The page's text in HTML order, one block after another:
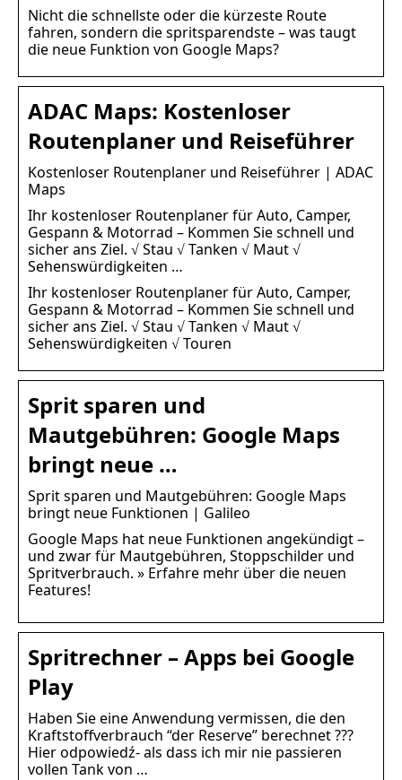
Nicht die schnellste oder die kürzeste Route
fahren, sondern die spritsparendste – was taugt
die neue Funktion von Google Maps?
ADAC Maps: Kostenloser
Routenplaner und Reiseführer
Kostenloser Routenplaner und Reiseführer | ADAC
Maps
Ihr kostenloser Routenplaner für Auto, Camper,
Gespann & Motorrad – Kommen Sie schnell und
sicher ans Ziel. √ Stau √ Tanken √ Maut √
Sehenswürdigkeiten …
Ihr kostenloser Routenplaner für Auto, Camper,
Gespann & Motorrad – Kommen Sie schnell und
sicher ans Ziel. √ Stau √ Tanken √ Maut √
Sehenswürdigkeiten √ Touren
Sprit sparen und
Mautgebühren: Google Maps
bringt neue …
Sprit sparen und Mautgebühren: Google Maps
bringt neue Funktionen | Galileo
Google Maps hat neue Funktionen angekündigt –
und zwar für Mautgebühren, Stoppschilder und
Spritverbrauch. » Erfahre mehr über die neuen
Features!
Spritrechner – Apps bei Google
Play
Haben Sie eine Anwendung vermissen, die den
Kraftstoffverbrauch “der Reserve” berechnet ???
Hier odpowiedź- als dass ich mir nie passieren
vollen Tank von …